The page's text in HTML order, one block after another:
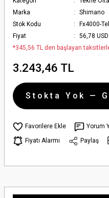
Marka
Shimano
Stok Kodu
Fx4000-
Fiyat
56,78
*345,56 TL den başlayan
3.243,46 TL
Stokta Yok —
Yorum
Fiyatı Alarmı
Paylaş